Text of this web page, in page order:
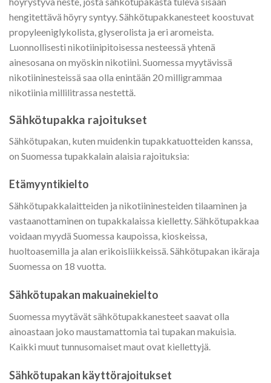
hengitettävä höyry syntyy. Sähkötupakkanesteet koostuvat
propyleeniglykolista, glyserolista ja eri aromeista.
Luonnollisesti nikotiinipitoisessa nesteessä yhtenä
ainesosana on myöskin nikotiini. Suomessa myytävissä
nikotiininesteissä saa olla enintään 20 milligrammaa
nikotiinia millilitrassa nestettä.
Sähkötupakka rajoitukset
Sähkötupakan, kuten muidenkin tupakkatuotteiden kanssa,
on Suomessa tupakkalain alaisia rajoituksia:
Etämyyntikielto
Sähkötupakkalaitteiden ja nikotiininesteiden tilaaminen ja
vastaanottaminen on tupakkalaissa kielletty. Sähkötupakkaa
voidaan myydä Suomessa kaupoissa, kioskeissa,
huoltoasemilla ja alan erikoisliikkeissä. Sähkötupakan ikäraja
Suomessa on 18 vuotta.
Sähkötupakan makuainekielto
Suomessa myytävät sähkötupakkanesteet saavat olla
ainoastaan joko maustamattomia tai tupakan makuisia.
Kaikki muut tunnusomaiset maut ovat kiellettyjä.
Sähkötupakan käyttörajoitukset